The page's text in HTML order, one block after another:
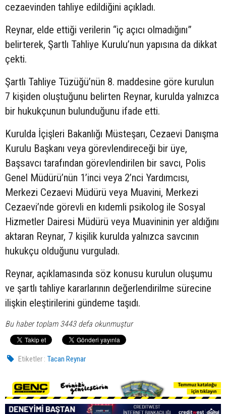
cezaevinden tahliye edildiğini açıkladı.
Reynar, elde ettiği verilerin “iç açıcı olmadığını”
belirterek, Şartlı Tahliye Kurulu’nun yapısına da dikkat
çekti.
Şartlı Tahliye Tüzüğü’nün 8. maddesine göre kurulun
7 kişiden oluştuğunu belirten Reynar, kurulda yalnızca
bir hukukçunun bulunduğunu ifade etti.
Kurulda İçişleri Bakanlığı Müsteşarı, Cezaevi Danışma
Kurulu Başkanı veya görevlendireceği bir üye,
Başsavcı tarafından görevlendirilen bir savcı, Polis
Genel Müdürü’nün 1’inci veya 2’nci Yardımcısı,
Merkezi Cezaevi Müdürü veya Muavini, Merkezi
Cezaevi’nde görevli en kıdemli psikolog ile Sosyal
Hizmetler Dairesi Müdürü veya Muavininin yer aldığını
aktaran Reynar, 7 kişilik kurulda yalnızca savcının
hukukçu olduğunu vurguladı.
Reynar, açıklamasında söz konusu kurulun oluşumu
ve şartlı tahliye kararlarının değerlendirilme sürecine
ilişkin eleştirilerini gündeme taşıdı.
Bu haber toplam 3443 defa okunmuştur
Etiketler : Tacan Reynar